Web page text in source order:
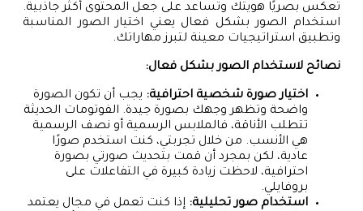
تعكس بصريًا هويتك وتساعد على جعل المحتوى أكثر جاذبية.
استخدام الصور بشكل فعال يعني اختيار الصور المناسبة
وتطبيق استراتيجيات معينة لتبرز مهاراتك.
نصائح لاستخدام الصور بشكل فعال:
اختيار صورة شخصية احترافية: يجب أن تكون الصورة
واضحة وتظهر وجهك بصورة جيدة. الفوتومات الحديثة
تتطلب الأناقة، فالملابس الرسمية أو نصف الرسمية
هي الأنسب. من خلال تجربتي، كنت استخدم صورًا
عادية، لكن بمجرد أن قمت بتحديث صورتي بصورة
احترافية، لاحظت زيادة كبيرة في التفاعلات على
بروفايلي.
استخدام صور تحليلية: إذا كنت تعمل في مجال يعتمد